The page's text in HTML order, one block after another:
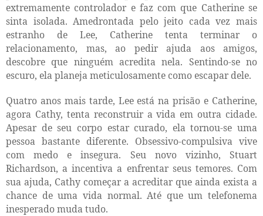
extremamente controlador e faz com que Catherine se
sinta isolada. Amedrontada pelo jeito cada vez mais
estranho de Lee, Catherine tenta terminar o
relacionamento, mas, ao pedir ajuda aos amigos,
descobre que ninguém acredita nela. Sentindo-se no
escuro, ela planeja meticulosamente como escapar dele.
Quatro anos mais tarde, Lee está na prisão e Catherine,
agora Cathy, tenta reconstruir a vida em outra cidade.
Apesar de seu corpo estar curado, ela tornou-se uma
pessoa bastante diferente. Obsessivo-compulsiva vive
com medo e insegura. Seu novo vizinho, Stuart
Richardson, a incentiva a enfrentar seus temores. Com
sua ajuda, Cathy começar a acreditar que ainda exista a
chance de uma vida normal. Até que um telefonema
inesperado muda tudo.